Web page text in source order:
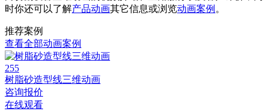
时你还可以了解产品动画其它信息或浏览动画案例 。
推荐案例
查看全部动画案例
255
树脂砂造型线三维动画
咨询报价
在线观看